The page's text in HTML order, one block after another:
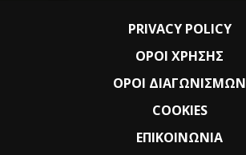
PRIVACY POLICY
ΟΡΟΙ ΧΡΗΣΗΣ
ΟΡΟΙ ΔΙΑΓΩΝΙΣΜΩΝ
COOKIES
ΕΠΙΚΟΙΝΩΝΙΑ